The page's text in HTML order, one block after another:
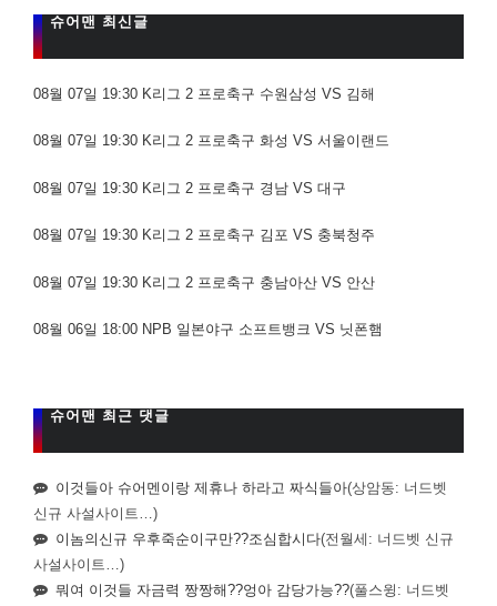
슈어맨 최신글
08월 07일 19:30 K리그 2 프로축구 수원삼성 VS 김해
08월 07일 19:30 K리그 2 프로축구 화성 VS 서울이랜드
08월 07일 19:30 K리그 2 프로축구 경남 VS 대구
08월 07일 19:30 K리그 2 프로축구 김포 VS 충북청주
08월 07일 19:30 K리그 2 프로축구 충남아산 VS 안산
08월 06일 18:00 NPB 일본야구 소프트뱅크 VS 닛폰햄
슈어맨 최근 댓글
이것들아 슈어멘이랑 제휴나 하라고 짜식들아(상암동: 너드벳
신규 사설사이트…)
이놈의신규 우후죽순이구만??조심합시다(전월세: 너드벳 신규
사설사이트…)
뭐여 이것들 자금력 짱짱해??엉아 감당가능??(풀스윙: 너드벳